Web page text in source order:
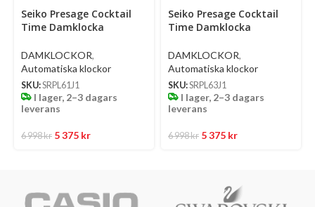
Select
options
Seiko Presage Cocktail
Time Damklocka
Ljusblå Urtavla Med
Diamanter Och Stållänk
DAMKLOCKOR,
Automatiska klockor
SKU:SRPL61J1
I lager, 2–3 dagars
leverans
6 998kr 5 375 kr
Select
options
Seiko Presage Cocktail
Time Damklocka
Ljusgrön Urtavla Med
Diamanter Och Stållänk
DAMKLOCKOR,
Automatiska klockor
SKU:SRPL63J1
I lager, 2–3 dagars
leverans
6 998kr 5 375 kr